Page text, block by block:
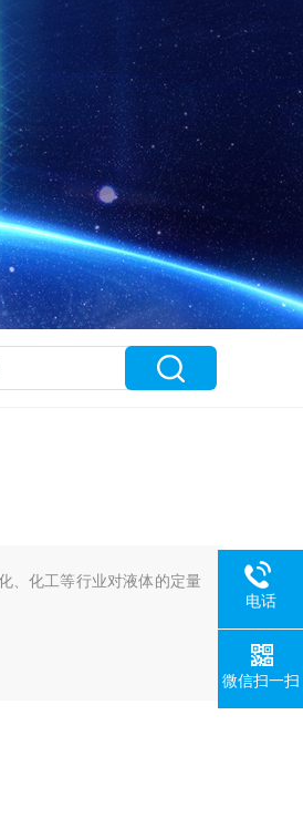
、化工等行业对液体的定量
电话
微信扫一扫